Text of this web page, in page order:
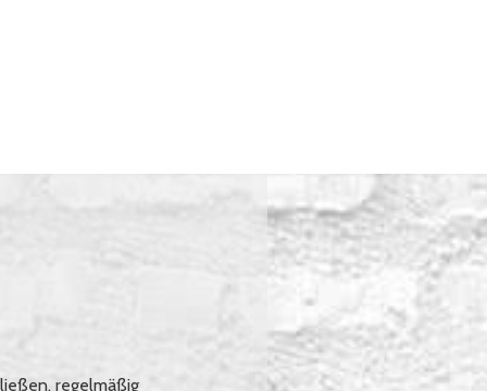
regelmäßig